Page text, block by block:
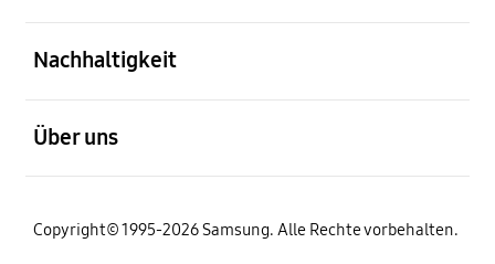
Nachhaltigkeit
Über uns
Copyright© 1995-2026 Samsung. Alle Rechte vorbehalten.